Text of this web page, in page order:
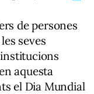
de persones
seves
aquesta
el Dia Mundial